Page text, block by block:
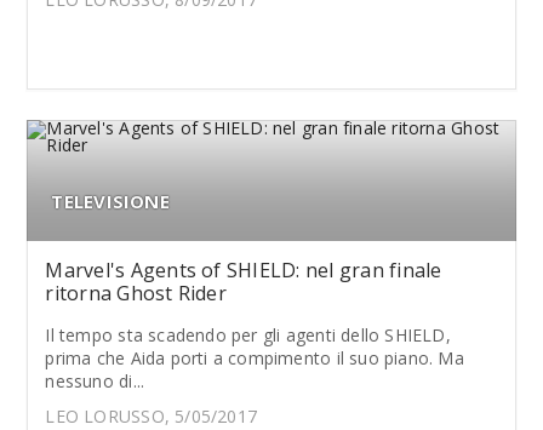
TELEVISIONE
Marvel's Agents of SHIELD: nel gran finale
ritorna Ghost Rider
Il tempo sta scadendo per gli agenti dello SHIELD,
prima che Aida porti a compimento il suo piano. Ma
nessuno di...
LEO LORUSSO, 5/05/2017